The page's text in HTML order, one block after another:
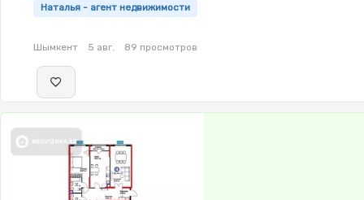
Наталья - агент недвижимости
Шымкент 5 авг. 89 просмотров